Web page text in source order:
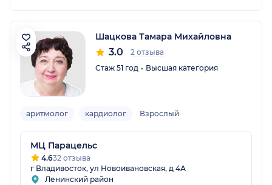
Шацкова Тамара Михайловна
3.0
2 отзыва
Стаж 51 год
Высшая категория
аритмолог кардиолог Взрослый
МЦ Парацельс
4.632 отзыва
г Владивосток, ул Новоивановская, д 4А
Ленинский район